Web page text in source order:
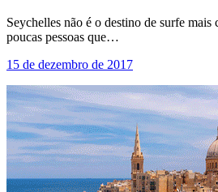
Seychelles não é o destino de surfe
poucas pessoas que…
15 de dezembro de 2017